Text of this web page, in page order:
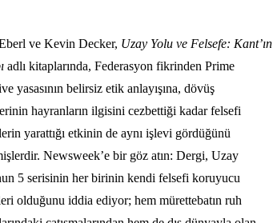
ve Kevin Decker, Uzay Yolu ve Felsefe: Kant’ın
adlı kitaplarında, Federasyon fikrinden Prime
yasasının belirsiz etik anlayışına, dövüş
hayranların ilgisini cezbettiği kadar felsefi
yarattığı etkinin de aynı işlevi gördüğünü
Newsweek’e bir göz atın: Dergi, Uzay
5 serisinin her birinin kendi felsefi koruyucu
olduğunu iddia ediyor; hem mürettebatın ruh